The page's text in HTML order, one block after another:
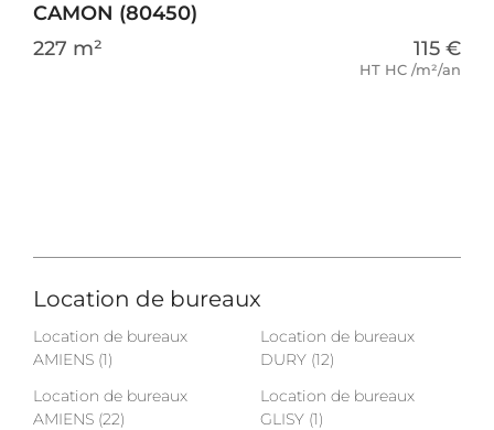
CAMON (80450)
227 m²
115 €
HT HC /m²/an
Location de bureaux
Location de bureaux
AMIENS (1)
Location de bureaux
AMIENS (22)
Location de bureaux
DURY (12)
Location de bureaux
GLISY (1)